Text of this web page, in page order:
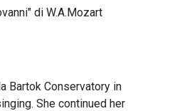
di W.A.Mozart
Bartok Conservatory in
She continued her